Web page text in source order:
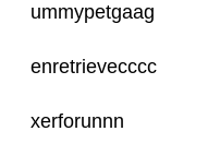
ummypetgaag
enretrievecccc
xerforunnn